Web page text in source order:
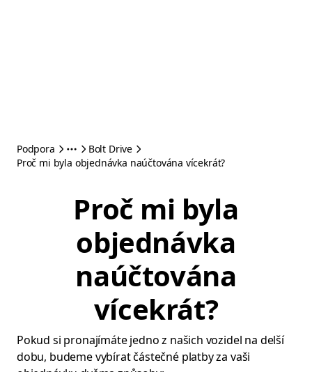
Podpora
Bolt Drive
Proč mi byla objednávka naúčtována vícekrát?
Proč mi byla
objednávka
naúčtována
vícekrát?
Pokud si pronajímáte jedno z našich vozidel na delší
dobu, budeme vybírat částečné platby za vaši